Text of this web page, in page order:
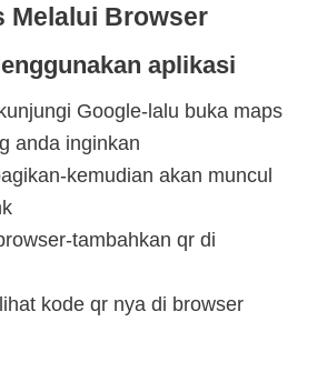
Melalui Browser
aplikasi
Google-lalu buka maps
anda inginkan
kemudian akan muncul
tambahkan qr di
kode qr nya di browser